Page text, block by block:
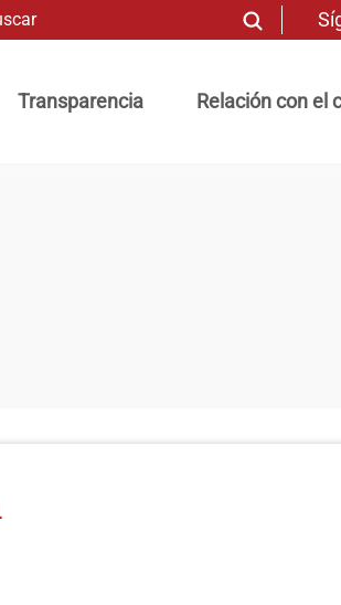
Transparencia Relación con el